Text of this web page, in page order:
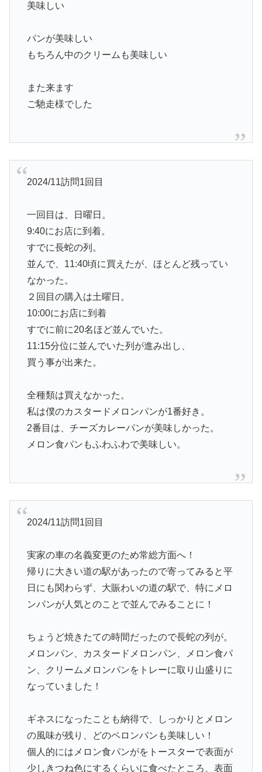
美味しい
パンが美味しい
もちろん中のクリームも美味しい
また来ます
ご馳走様でした
2024/11訪問1回目
一回目は、日曜日。
9:40にお店に到着。
すでに長蛇の列。
並んで、11:40頃に買えたが、ほとんど残ってい
なかった。
２回目の購入は土曜日。
10:00にお店に到着
すでに前に20名ほど並んでいた。
11:15分位に並んでいた列が進み出し、
買う事が出来た。
全種類は買えなかった。
私は僕のカスタードメロンパンが1番好き。
2番目は、チーズカレーパンが美味しかった。
メロン食パンもふわふわで美味しい。
2024/11訪問1回目
実家の車の名義変更のため常総方面へ！
帰りに大きい道の駅があったので寄ってみると平
日にも関わらず、大賑わいの道の駅で、特にメロ
ンパンが人気とのことで並んでみることに！
ちょうど焼きたての時間だったので長蛇の列が。
メロンパン、カスタードメロンパン、メロン食パ
ン、クリームメロンパンをトレーに取り山盛りに
なっていました！
ギネスになったことも納得で、しっかりとメロン
の風味が残り、どのペロンパンも美味しい！
個人的にはメロン食パンがをトースターで表面が
少しきつね色にするくらいに食べたところ、表面